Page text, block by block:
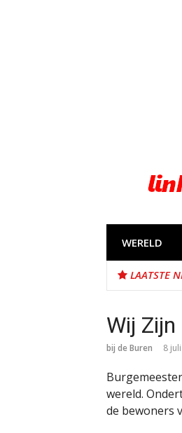
WERELD
LAATSTE
Wij
bij de Buren 8
wereld.
de bewoners